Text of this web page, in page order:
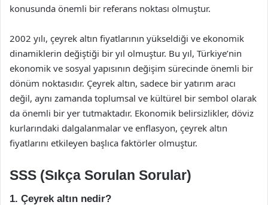
konusunda önemli bir referans noktası olmuştur.
2002 yılı, çeyrek altın fiyatlarının yükseldiği ve ekonomik
dinamiklerin değiştiği bir yıl olmuştur. Bu yıl, Türkiye’nin
ekonomik ve sosyal yapısının değişim sürecinde önemli bir
dönüm noktasıdır. Çeyrek altın, sadece bir yatırım aracı
değil, aynı zamanda toplumsal ve kültürel bir sembol olarak
da önemli bir yer tutmaktadır. Ekonomik belirsizlikler, döviz
kurlarındaki dalgalanmalar ve enflasyon, çeyrek altın
fiyatlarını etkileyen başlıca faktörler olmuştur.
SSS (Sıkça Sorulan Sorular)
1. Çeyrek altın nedir?